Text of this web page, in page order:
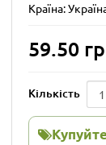
Країна:
59.50
Кількість